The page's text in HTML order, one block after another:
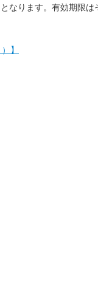
ります。有効期限は
】